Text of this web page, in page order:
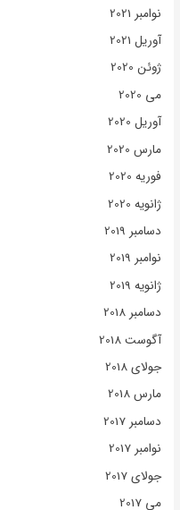
نوامبر 2021
آوریل 2021
ژوئن 2020
می 2020
آوریل 2020
مارس 2020
فوریه 2020
ژانویه 2020
دسامبر 2019
نوامبر 2019
ژانویه 2019
دسامبر 2018
آگوست 2018
جولای 2018
مارس 2018
دسامبر 2017
نوامبر 2017
جولای 2017
می 2017